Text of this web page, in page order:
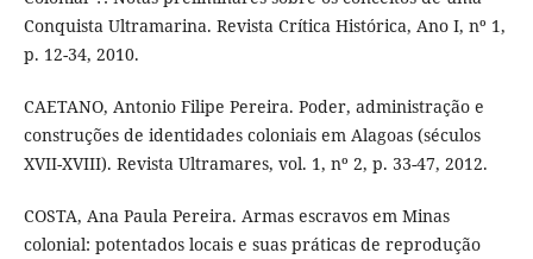
Conquista Ultramarina. Revista Crítica Histórica, Ano I, nº 1,
p. 12-34, 2010.
CAETANO, Antonio Filipe Pereira. Poder, administração e
construções de identidades coloniais em Alagoas (séculos
XVII-XVIII). Revista Ultramares, vol. 1, nº 2, p. 33-47, 2012.
COSTA, Ana Paula Pereira. Armas escravos em Minas
colonial: potentados locais e suas práticas de reprodução